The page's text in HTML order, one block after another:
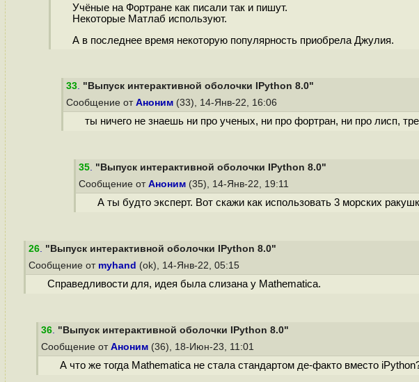
Учёные на Фортране как писали так и пишут.
Некоторые Матлаб используют.
А в последнее время некоторую популярность приобрела Джулия.
33. "Выпуск интерактивной оболочки IPython 8.0"
Сообщение от Аноним (33), 14-Янв-22, 16:06
ты ничего не знаешь ни про ученых, ни про фортран, ни про лисп,
35. "Выпуск интерактивной оболочки IPython 8.0"
Сообщение от Аноним (35), 14-Янв-22, 19:11
А ты будто эксперт. Вот скажи как использовать 3 морских
26. "Выпуск интерактивной оболочки IPython 8.0"
Сообщение от myhand (ok), 14-Янв-22, 05:15
Справедливости для, идея была слизана у Mathematica.
36. "Выпуск интерактивной оболочки IPython 8.0"
Сообщение от Аноним (36), 18-Июн-23, 11:01
А что же тогда Mathematica не стала стандартом де-факто вместо